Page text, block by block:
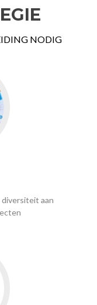
NODIG
diversiteit aan